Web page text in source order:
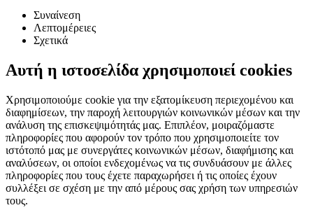
Συναίνεση
Λεπτομέρειες
Σχετικά
Αυτή η ιστοσελίδα χρησιμοποιεί cookies
Χρησιμοποιούμε cookie για την εξατομίκευση περιεχομένου και
διαφημίσεων, την παροχή λειτουργιών κοινωνικών μέσων και την
ανάλυση της επισκεψιμότητάς μας. Επιπλέον, μοιραζόμαστε
πληροφορίες που αφορούν τον τρόπο που χρησιμοποιείτε τον
ιστότοπό μας με συνεργάτες κοινωνικών μέσων, διαφήμισης και
αναλύσεων, οι οποίοι ενδεχομένως να τις συνδυάσουν με άλλες
πληροφορίες που τους έχετε παραχωρήσει ή τις οποίες έχουν
συλλέξει σε σχέση με την από μέρους σας χρήση των υπηρεσιών
τους.